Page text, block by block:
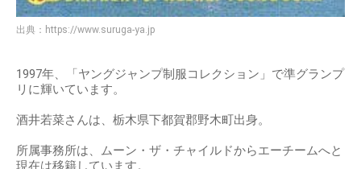
出典： https://www.suruga-ya.jp
1997年、「ヤングジャンプ制服コレクション」で準グランプ
リに輝いています。
酒井若菜さんは、栃木県下都賀郡野木町出身。
所属事務所は、ムーン・ザ・チャイルドからエーチームへと
現在は移籍しています。